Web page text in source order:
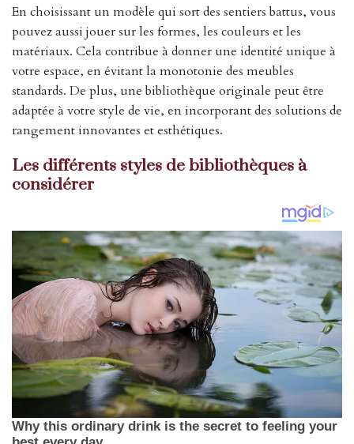
En choisissant un modèle qui sort des sentiers battus, vous
pouvez aussi jouer sur les formes, les couleurs et les
matériaux. Cela contribue à donner une identité unique à
votre espace, en évitant la monotonie des meubles
standards. De plus, une bibliothèque originale peut être
adaptée à votre style de vie, en incorporant des solutions de
rangement innovantes et esthétiques.
Les différents styles de bibliothèques à
considérer